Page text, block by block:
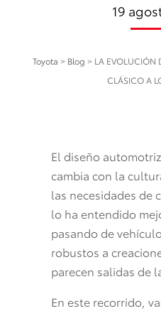
19
Toyota > Blog > LA EVOLUCIÓN
CLÁSICO A
El diseño
cambia con la
las necesidades de
lo ha entendido
pasando de
robustos a
parecen salidas de
En este recorrido,